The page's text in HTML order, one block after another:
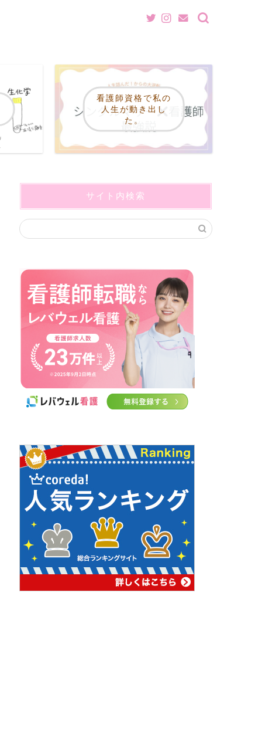
看護師資格で私の
人生が動き出し
た。
サイト内検索